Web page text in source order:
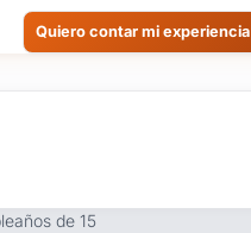
Quiero contar mi experiencia
de 15